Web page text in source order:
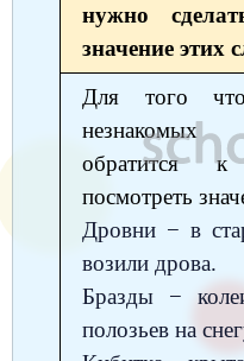
11 класс
нужно
значение
Для того
незнакомых
обратится
посмотреть
Дровни − в
возили дрова.
Бразды −
полозьев на